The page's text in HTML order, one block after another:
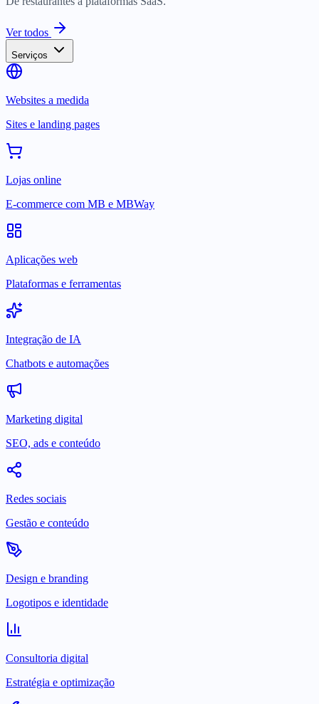
Ver todos
Serviços
Websites a medida
Sites e landing pages
Lojas online
E-commerce com MB e MBWay
Aplicações web
Plataformas e ferramentas
Integração de IA
Chatbots e automações
Marketing digital
SEO, ads e conteúdo
Redes sociais
Gestão e conteúdo
Design e branding
Logotipos e identidade
Consultoria digital
Estratégia e optimização